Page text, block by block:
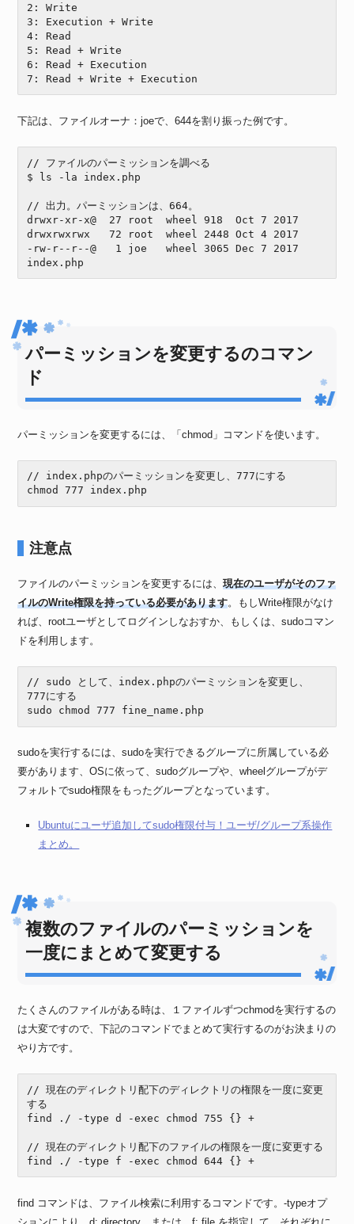
2: Write
3: Execution + Write
4: Read
5: Read + Write
6: Read + Execution
7: Read + Write + Execution
下記は、ファイルオーナ：joeで、644を割り振った例です。
// ファイルのパーミッションを調べる
$ ls -la index.php
// 出力。パーミッションは、664。
drwxr-xr-x@  27 root  wheel 918  Oct 7 2017
drwxrwxrwx   72 root  wheel 2448 Oct 4 2017
-rw-r--r--@   1 joe   wheel 3065 Dec 7 2017
index.php
パーミッションを変更するのコマン
ド
パーミッションを変更するには、「chmod」コマンドを使います。
// index.phpのパーミッションを変更し、777にする
chmod 777 index.php
注意点
ファイルのパーミッションを変更するには、現在のユーザがそのファ
イルのWrite権限を持っている必要があります。もしWrite権限がなけ
れば、rootユーザとしてログインしなおすか、もしくは、sudoコマン
ドを利用します。
// sudo として、index.phpのパーミッションを変更し、
777にする
sudo chmod 777 fine_name.php
sudoを実行するには、sudoを実行できるグループに所属している必
要があります、OSに依って、sudoグループや、wheelグループがデ
フォルトでsudo権限をもったグループとなっています。
Ubuntuにユーザ追加してsudo権限付与！ユーザ/グループ系操作
まとめ。
複数のファイルのパーミッションを
一度にまとめて変更する
たくさんのファイルがある時は、１ファイルずつchmodを実行するの
は大変ですので、下記のコマンドでまとめて実行するのがお決まりの
やり方です。
// 現在のディレクトリ配下のディレクトリの権限を一度に変更
する
find ./ -type d -exec chmod 755 {} +
// 現在のディレクトリ配下のファイルの権限を一度に変更する
find ./ -type f -exec chmod 644 {} +
find コマンドは、ファイル検索に利用するコマンドです。-typeオプ